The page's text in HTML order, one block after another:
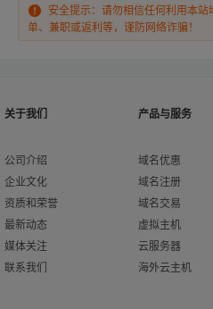
安全提示：请勿相信任何利用本
单、兼职或返利等，谨防网络诈骗！
关于我们
公司介绍
企业文化
资质和荣誉
最新动态
媒体关注
联系我们
产品与服务
域名优惠
域名注册
域名交易
虚拟主机
云服务器
海外云主机